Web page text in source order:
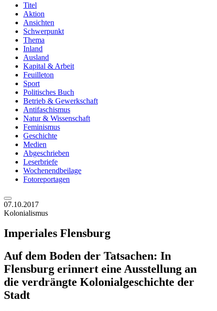
Titel
Aktion
Ansichten
Schwerpunkt
Thema
Inland
Ausland
Kapital & Arbeit
Feuilleton
Sport
Politisches Buch
Betrieb & Gewerkschaft
Antifaschismus
Natur & Wissenschaft
Feminismus
Geschichte
Medien
Abgeschrieben
Leserbriefe
Wochenendbeilage
Fotoreportagen
07.10.2017
Kolonialismus
Imperiales Flensburg
Auf dem Boden der Tatsachen: In
Flensburg erinnert eine Ausstellung an
die verdrängte Kolonialgeschichte der
Stadt